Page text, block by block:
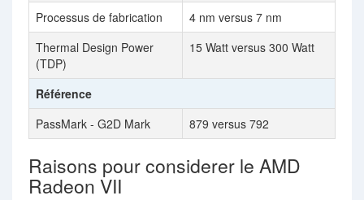
Processus de fabrication
4 nm versus 7 nm
Thermal Design Power
(TDP)
15 Watt versus 300 Watt
Référence
PassMark - G2D Mark
879 versus 792
Raisons pour considerer le AMD
Radeon VII